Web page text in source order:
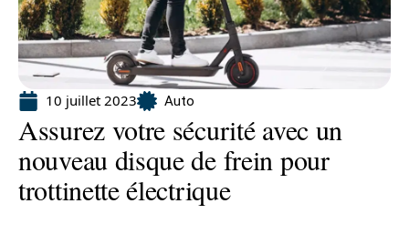
10 juillet 2023 Auto
Assurez votre sécurité avec un
nouveau disque de frein pour
trottinette électrique